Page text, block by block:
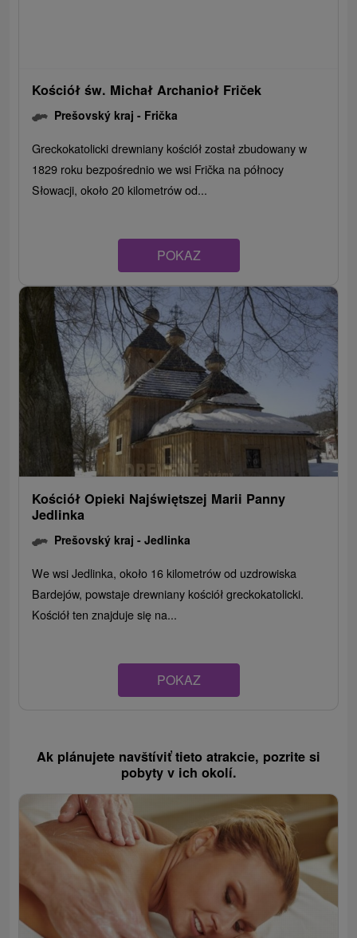
Kościół św. Michał Archanioł Friček
Prešovský kraj - Frička
Greckokatolicki drewniany kościół został zbudowany w
1829 roku bezpośrednio we wsi Frička na północy
Słowacji, około 20 kilometrów od...
POKAZ
Kościół Opieki Najświętszej Marii Panny
Jedlinka
Prešovský kraj -Jedlinka
We wsi Jedlinka, około 16 kilometrów od uzdrowiska
Bardejów, powstaje drewniany kościół greckokatolicki.
Kościół ten znajduje się na...
POKAZ
Ak plánujete navštíviť tieto atrakcie, pozrite si
pobyty v ich okolí.